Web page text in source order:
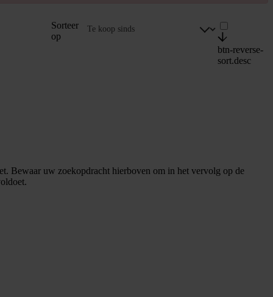
Sorteer
op
btn-reverse-
sort.desc
Bewaar uw zoekopdracht hierboven om in het vervolg op de